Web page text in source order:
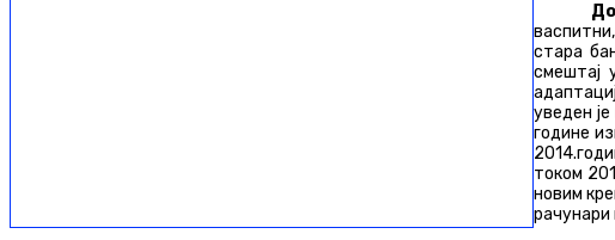
стара
смештај
уведен
године
током
новим
рачунари